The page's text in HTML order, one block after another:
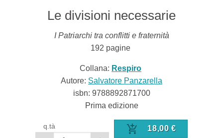
Le divisioni necessarie
I Patriarchi tra conflitti e fraternità
192 pagine
Collana: Respiro
Autore: Salvatore Panzarella
isbn: 9788892871700
Prima edizione
q.tà 18,00 €